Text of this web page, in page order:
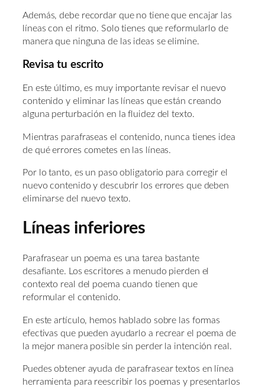
Además, debe recordar que no tiene que encajar las
líneas con el ritmo. Solo tienes que reformularlo de
manera que ninguna de las ideas se elimine.
Revisa tu escrito
En este último, es muy importante revisar el nuevo
contenido y eliminar las líneas que están creando
alguna perturbación en la fluidez del texto.
Mientras parafraseas el contenido, nunca tienes idea
de qué errores cometes en las líneas.
Por lo tanto, es un paso obligatorio para corregir el
nuevo contenido y descubrir los errores que deben
eliminarse del nuevo texto.
Líneas inferiores
Parafrasear un poema es una tarea bastante
desafiante. Los escritores a menudo pierden el
contexto real del poema cuando tienen que
reformular el contenido.
En este artículo, hemos hablado sobre las formas
efectivas que pueden ayudarlo a recrear el poema de
la mejor manera posible sin perder la intención real.
Puedes obtener ayuda de parafrasear textos en línea
herramienta para reescribir los poemas y presentarlos